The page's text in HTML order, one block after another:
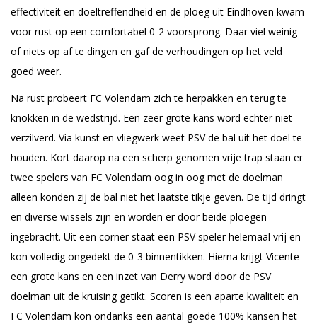
effectiviteit en doeltreffendheid en de ploeg uit Eindhoven kwam
voor rust op een comfortabel 0-2 voorsprong. Daar viel weinig
of niets op af te dingen en gaf de verhoudingen op het veld
goed weer.
Na rust probeert FC Volendam zich te herpakken en terug te
knokken in de wedstrijd. Een zeer grote kans word echter niet
verzilverd. Via kunst en vliegwerk weet PSV de bal uit het doel te
houden. Kort daarop na een scherp genomen vrije trap staan er
twee spelers van FC Volendam oog in oog met de doelman
alleen konden zij de bal niet het laatste tikje geven. De tijd dringt
en diverse wissels zijn en worden er door beide ploegen
ingebracht. Uit een corner staat een PSV speler helemaal vrij en
kon volledig ongedekt de 0-3 binnentikken. Hierna krijgt Vicente
een grote kans en een inzet van Derry word door de PSV
doelman uit de kruising getikt. Scoren is een aparte kwaliteit en
FC Volendam kon ondanks een aantal goede 100% kansen het